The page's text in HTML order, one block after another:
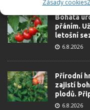
Zásady cookies
Bohatá
přáním.
letošní
6.8.2026
Přírodní
zajistí
plodů.
6.8.2026